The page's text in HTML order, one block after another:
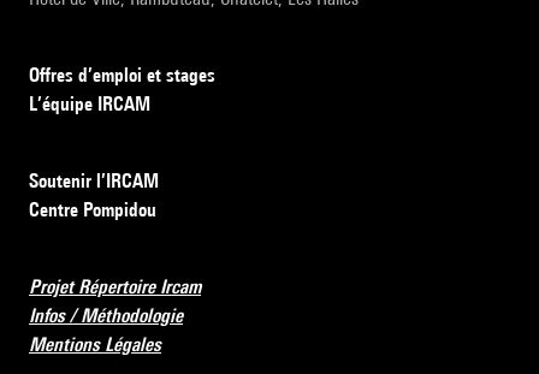
Offres d’emploi et stages
L’équipe IRCAM
Soutenir l’IRCAM
Centre Pompidou
Projet Répertoire Ircam
Infos / Méthodologie
Mentions Légales